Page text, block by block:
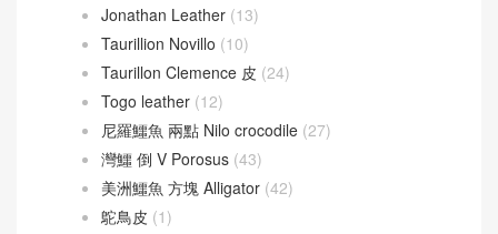
Barenia 馬鞍皮(44)
Box calfskin(1)
Chevre Mysore 山羊皮 (20)
Doblis Suede 麂皮
Evercolor 皮革 (34)
Jonathan Leather(13)
Taurillion Novillo(10)
Taurillon Clemence 皮